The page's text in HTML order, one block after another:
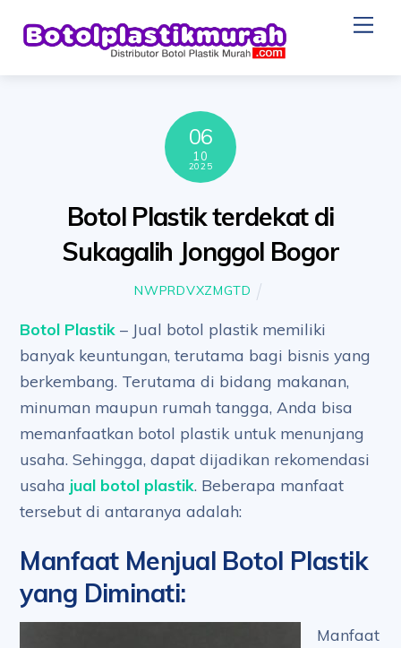
06
10
2025
Botol Plastik terdekat di
Sukagalih Jonggol Bogor
NWPRDVXZMGTD
Botol Plastik – Jual botol plastik memiliki
banyak keuntungan, terutama bagi bisnis yang
berkembang. Terutama di bidang makanan,
minuman maupun rumah tangga, Anda bisa
memanfaatkan botol plastik untuk menunjang
usaha. Sehingga, dapat dijadikan rekomendasi
usaha jual botol plastik. Beberapa manfaat
tersebut di antaranya adalah:
Manfaat Menjual Botol Plastik
yang Diminati:
Manfaat